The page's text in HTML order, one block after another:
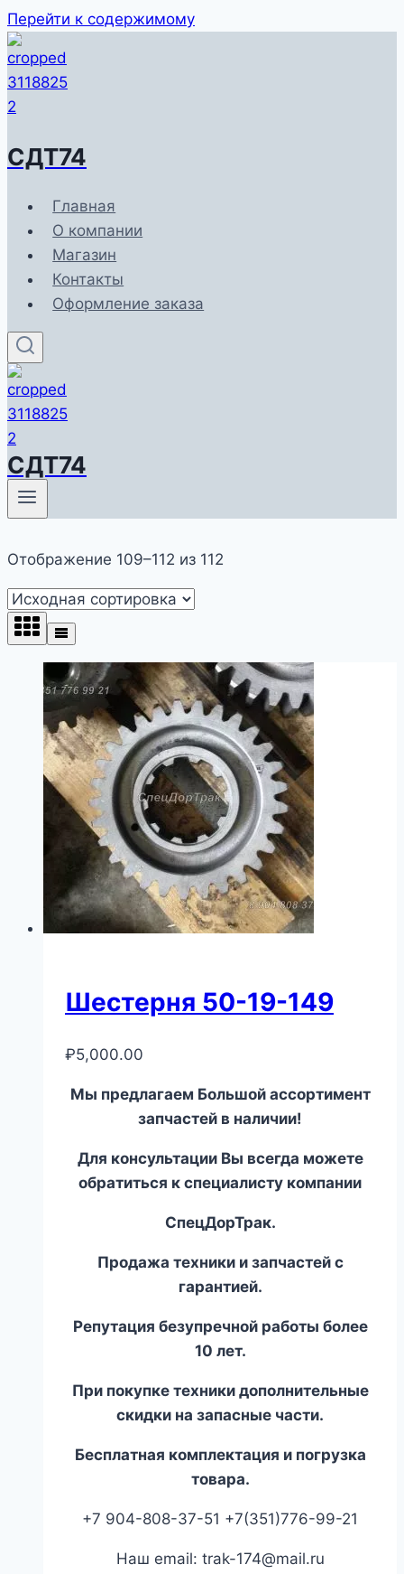
Перейти к содержимому
СДТ74
Главная
О компании
Магазин
Контакты
Оформление заказа
СДТ74
Отображение 109–112 из 112
Шестерня 50-19-149
₽5,000.00
Мы предлагаем Большой ассортимент
запчастей в наличии!
Для консультации Вы всегда можете
обратиться к специалисту компании
СпецДорТрак.
Продажа техники и запчастей с
гарантией.
Репутация безупречной работы более
10 лет.
При покупке техники дополнительные
скидки на запасные части.
Бесплатная комплектация и погрузка
товара.
+7 904-808-37-51 +7(351)776-99-21
Наш email: trak-174@mail.ru